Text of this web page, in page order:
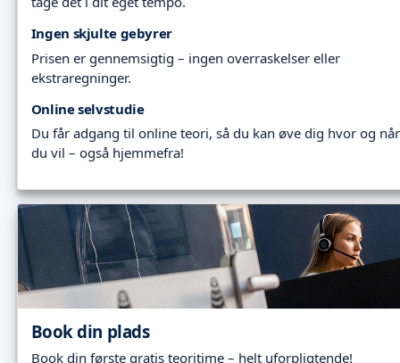
Ingen skjulte gebyrer
Prisen er gennemsigtig – ingen overraskelser eller
ekstraregninger.
Online selvstudie
Du får adgang til online teori, så du kan øve dig hvor og når
du vil – også hjemmefra!
Book din plads
Book din første gratis teoritime – helt uforpligtende!